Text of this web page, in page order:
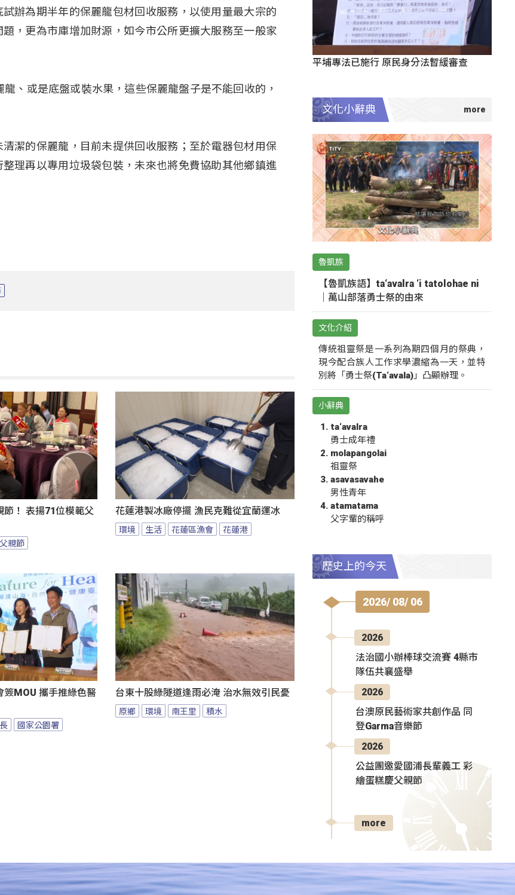
辦為期半年的保麗龍包材回收服務，以使用量最大宗的
，更為市庫增加財源，如今市公所更擴大服務至一般家
、或是底盤或裝水果，這些保麗龍盤子是不能回收的，
潔的保麗龍，目前未提供回收服務；至於電器包材用保
理再以專用垃圾袋包裝，未來也將免費協助其他鄉鎮進
節！ 表揚71位模範父
父親節
花蓮港製冰廠停擺 漁民克難從宜蘭運冰
環境 生活 花蓮區漁會 花蓮港
簽MOU 攜手推綠色醫
國家公園署
台東十股綠隧道逢雨必淹 治水無效引民憂
原鄉 環境 南王里 積水
平埔專法已施行 原民身分法暫緩審查
文化小辭典
魯凱族
【魯凱族語】ta‘avalra ‘i tatolohae ni
｜萬山部落勇士祭的由來
文化介紹
傳統祖靈祭是一系列為期四個月的祭典，
現今配合族人工作求學濃縮為一天，並特
別將「勇士祭(Ta‘avala)」凸顯辦理。
小辭典
ta‘avalra
勇士成年禮
molapangolai
祖靈祭
asavasavahe
男性青年
atamatama
父字輩的稱呼
歷史上的今天
2026/ 08/ 06
2026
法治國小辦棒球交流賽 4縣市
隊伍共襄盛舉
2026
台澳原民藝術家共創作品 同
登Garma音樂節
2026
公益團邀愛國浦長輩義工 彩
繪蛋糕慶父親節
more